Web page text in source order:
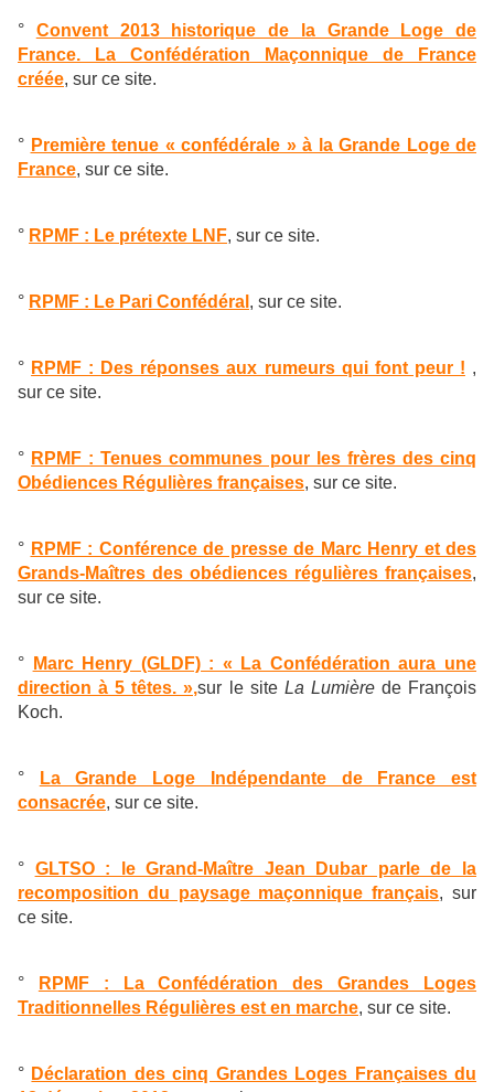
° Convent 2013 historique de la Grande Loge de
France. La Confédération Maçonnique de France
créée, sur ce site.
° Première tenue « confédérale » à la Grande Loge de
France, sur ce site.
° RPMF : Le prétexte LNF, sur ce site.
° RPMF : Le Pari Confédéral , sur ce site.
° RPMF : Des réponses aux rumeurs qui font peur ! ,
sur ce site.
° RPMF : Tenues communes pour les frères des cinq
Obédiences Régulières françaises, sur ce site.
° RPMF : Conférence de presse de Marc Henry et des
Grands-Maîtres des obédiences régulières françaises,
sur ce site.
°
Marc Henry (GLDF) : « La Confédération aura une
direction à 5 têtes. »,sur le site La Lumièrede François
Koch.
°
La Grande Loge Indépendante de France est
consacrée, sur ce site.
° GLTSO : le Grand-Maître Jean Dubar parle de la
recomposition du paysage maçonnique français, sur
ce site.
°
RPMF : La Confédération des Grandes Loges
Traditionnelles Régulières est en marche, sur ce site.
° Déclaration des cinq Grandes Loges Françaises du